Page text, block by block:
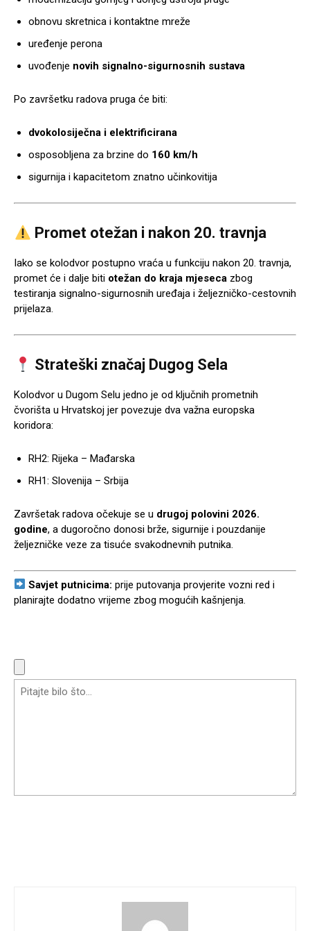
obnovu skretnica i kontaktne mreže
uređenje perona
uvođenje novih signalno-sigurnosnih sustava
Po završetku radova pruga će biti:
dvokolosiječna i elektrificirana
osposobljena za brzine do 160 km/h
sigurnija i kapacitetom znatno učinkovitija
Promet otežan i nakon 20. travnja
Iako se kolodvor postupno vraća u funkciju nakon 20. travnja,
promet će i dalje biti otežan do kraja mjeseca zbog
testiranja signalno-sigurnosnih uređaja i željezničko-cestovnih
prijelaza.
Strateški značaj Dugog Sela
Kolodvor u Dugom Selu jedno je od ključnih prometnih
čvorišta u Hrvatskoj jer povezuje dva važna europska
koridora:
RH2: Rijeka – Mađarska
RH1: Slovenija – Srbija
Završetak radova očekuje se u drugoj polovini 2026.
godine, a dugoročno donosi brže, sigurnije i pouzdanije
željezničke veze za tisuće svakodnevnih putnika.
Savjet putnicima: prije putovanja provjerite vozni red i
planirajte dodatno vrijeme zbog mogućih kašnjenja.